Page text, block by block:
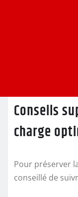
Conseils
charge
Pour préserver
conseillé de